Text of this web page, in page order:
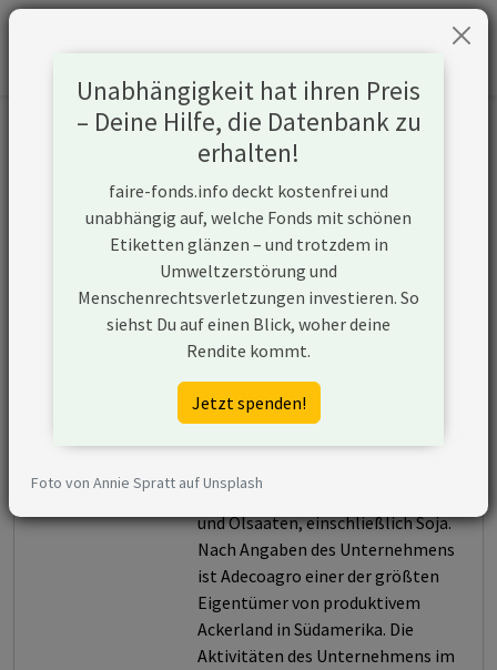
Informationen zum Unternehmen
Adecoagro S.A.
https://www.adecoagro.com/en
Konflikte
Adecoagro ist ein führendes
agroindustrielles Unternehmen
in Südamerika, das in Argentinien,
Brasilien und Uruguay tätig ist.
Produktion zahlreicher Getreide
und Ölsaaten, einschließlich Soja.
Nach Angaben des Unternehmens
ist Adecoagro einer der größten
Eigentümer von produktivem
Ackerland in Südamerika. Die
Aktivitäten des Unternehmens im
Unabhängigkeit hat ihren Preis
– Deine Hilfe, die Datenbank zu
erhalten!
faire-fonds.info deckt kostenfrei und
unabhängig auf, welche Fonds mit schönen
Etiketten glänzen – und trotzdem in
Umweltzerstörung und
Menschenrechtsverletzungen investieren. So
siehst Du auf einen Blick, woher deine
Rendite kommt.
Jetzt spenden!
Foto von Annie Spratt auf Unsplash